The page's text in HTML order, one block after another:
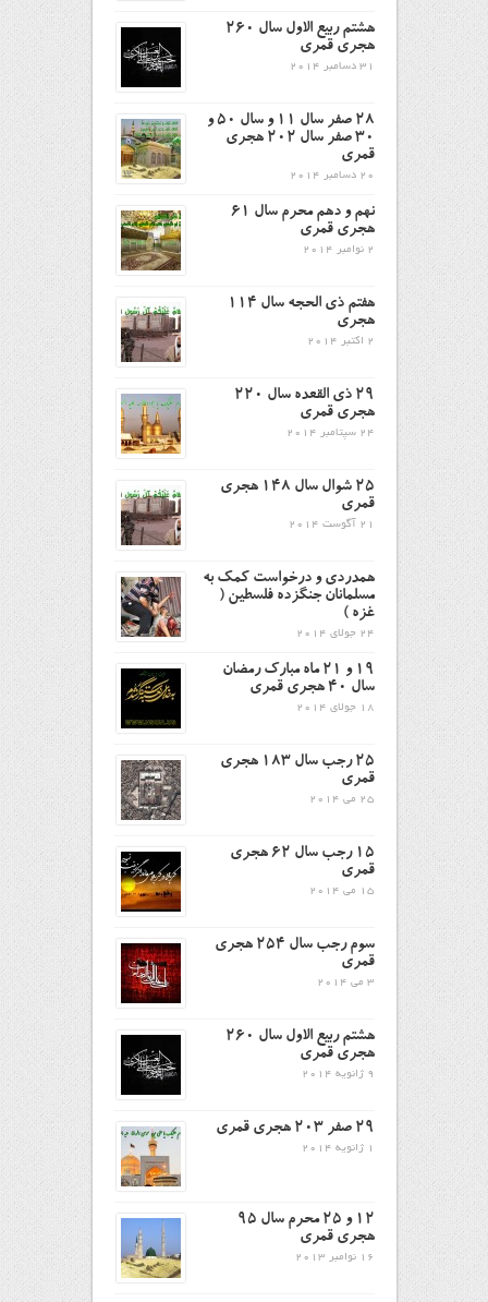
هشتم ربیع الاول سال ۲۶۰
هجری قمری
31 دسامبر 2014
۲۸ صفر سال ۱۱ و سال ۵۰ و
۳۰ صفر سال ۲۰۲ هجری
قمری
20 دسامبر 2014
نهم و دهم محرم سال ۶۱
هجری قمری
2 نوامبر 2014
هفتم ذى الحجه سال ۱۱۴
هجرى
2 اکتبر 2014
29 ذی القعده سال 220
هجری قمری
24 سپتامبر 2014
۲۵ شوال سال ۱۴۸ هجری
قمری
21 آگوست 2014
همدردی و درخواست کمک به
مسلمانان جنگزده فلسطین (
غزه )
24 جولای 2014
19 و 21 ماه مبارک رمضان
سال 40 هجری قمری
18 جولای 2014
25 رجب سال 183 هجری
قمری
25 می 2014
15 رجب سال 62 هجری
قمری
15 می 2014
سوم رجب سال 254 هجری
قمری
3 می 2014
هشتم ربیع الاول سال 260
هجری قمری
9 ژانویه 2014
29 صفر 203 هجری قمری
1 ژانویه 2014
12 و 25 محرم سال 95
هجری قمری
16 نوامبر 2013